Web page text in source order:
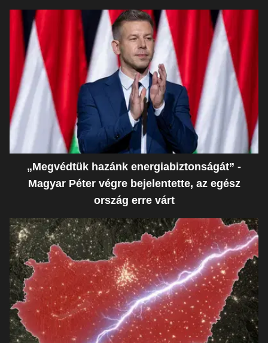
„Megvédtük hazánk energiabiztonságát” -
Magyar Péter végre bejelentette, az egész
ország erre várt